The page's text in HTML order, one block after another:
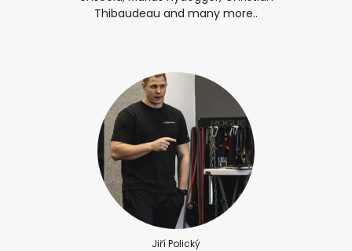
Thibaudeau and many more..
Jiří Polický